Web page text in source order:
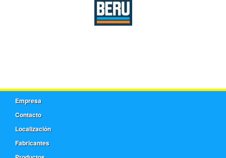
Empresa
Contacto
Localización
Fabricantes